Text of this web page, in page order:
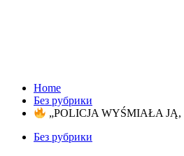
Home
Без рубрики
„POLICJA WYŚMIAŁA
Без рубрики